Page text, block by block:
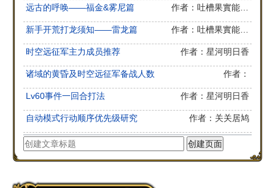
远古的呼唤——福金&雾尼篇 作者：吐槽果實能力者
新手开荒打龙须知——雷龙篇 作者：吐槽果實能力者
时空远征军主力成员推荐 作者：星河明日香
诸域的黄昏及时空远征军备战人数 作者：
Lv60事件一回合打法 作者：星河明日香
自动模式行动顺序优先级研究 作者：关关居鸠